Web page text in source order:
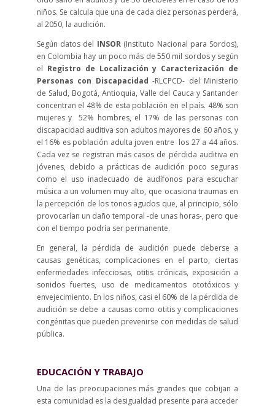
niños. Se calcula que una de cada diez personas perderá,
al 2050, la audición.
Según datos del INSOR(Instituto Nacional para Sordos),
en Colombia hay un poco más de 550 mil sordos y según
el Registro de Localización y Caracterización de
Personas con Discapacidad -RLCPCD- del Ministerio
de Salud, Bogotá, Antioquia, Valle del Cauca y Santander
concentran el 48% de esta población en el país. 48% son
mujeres y 52% hombres, el 17% de las personas con
discapacidad auditiva son adultos mayores de 60 años, y
el 16% es población adulta joven entre los 27 a 44 años.
Cada vez se registran más casos de pérdida auditiva en
jóvenes, debido a prácticas de audición poco seguras
como el uso inadecuado de audífonos para escuchar
música a un volumen muy alto, que ocasiona traumas en
la percepción de los tonos agudos que, al principio, sólo
provocarían un daño temporal -de unas horas-, pero que
con el tiempo podría ser permanente.
En general, la pérdida de audición puede deberse a
causas genéticas, complicaciones en el parto, ciertas
enfermedades infecciosas, otitis crónicas, exposición a
sonidos fuertes, uso de medicamentos ototóxicos y
envejecimiento. En los niños, casi el 60% de la pérdida de
audición se debe a causas como otitis y complicaciones
congénitas que pueden prevenirse con medidas de salud
pública.
EDUCACIÓN Y TRABAJO
Una de las preocupaciones más grandes que cobijan a
esta comunidad es la desigualdad presente para acceder